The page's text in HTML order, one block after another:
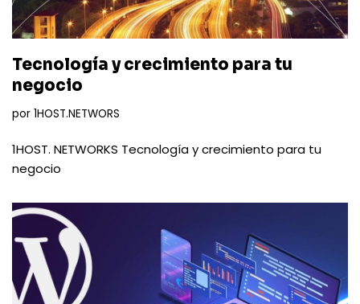
Tecnología y crecimiento para tu
negocio
por 1HOST.NETWORS
1HOST. NETWORKS Tecnología y crecimiento para tu
negocio